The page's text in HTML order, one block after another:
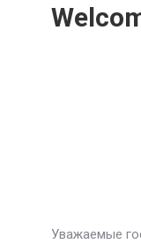
Уважаемые